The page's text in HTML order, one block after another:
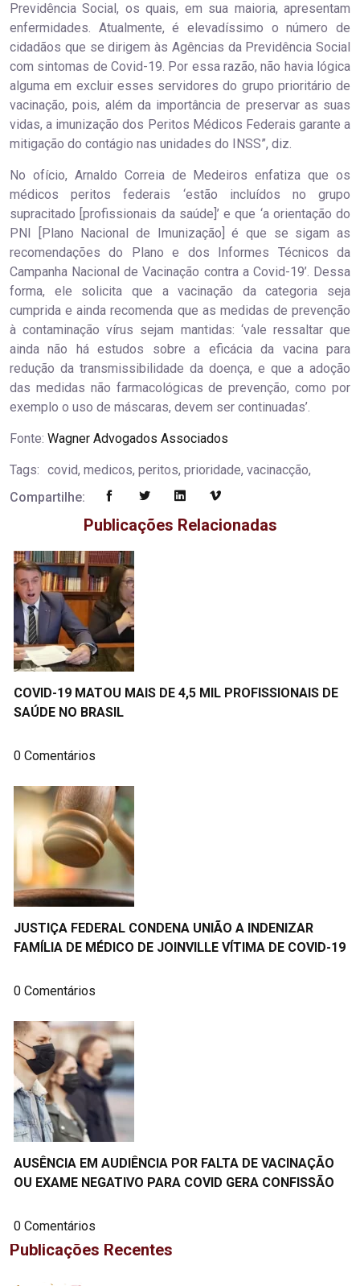
Previdência Social, os quais, em sua maioria, apresentam
enfermidades. Atualmente, é elevadíssimo o número de
cidadãos que se dirigem às Agências da Previdência Social
com sintomas de Covid-19. Por essa razão, não havia lógica
alguma em excluir esses servidores do grupo prioritário de
vacinação, pois, além da importância de preservar as suas
vidas, a imunização dos Peritos Médicos Federais garante a
mitigação do contágio nas unidades do INSS”, diz.
No ofício, Arnaldo Correia de Medeiros enfatiza que os
médicos peritos federais ‘estão incluídos no grupo
supracitado [profissionais da saúde]’ e que ‘a orientação do
PNI [Plano Nacional de Imunização] é que se sigam as
recomendações do Plano e dos Informes Técnicos da
Campanha Nacional de Vacinação contra a Covid-19’. Dessa
forma, ele solicita que a vacinação da categoria seja
cumprida e ainda recomenda que as medidas de prevenção
à contaminação vírus sejam mantidas: ‘vale ressaltar que
ainda não há estudos sobre a eficácia da vacina para
redução da transmissibilidade da doença, e que a adoção
das medidas não farmacológicas de prevenção, como por
exemplo o uso de máscaras, devem ser continuadas’.
Fonte: Wagner Advogados Associados
Tags: covid, medicos, peritos, prioridade, vacinacção,
Compartilhe:
Publicações Relacionadas
COVID-19 MATOU MAIS DE 4,5 MIL PROFISSIONAIS DE
SAÚDE NO BRASIL
0 Comentários
JUSTIÇA FEDERAL CONDENA UNIÃO A INDENIZAR
FAMÍLIA DE MÉDICO DE JOINVILLE VÍTIMA DE COVID-19
0 Comentários
AUSÊNCIA EM AUDIÊNCIA POR FALTA DE VACINAÇÃO
OU EXAME NEGATIVO PARA COVID GERA CONFISSÃO
0 Comentários
Publicações Recentes